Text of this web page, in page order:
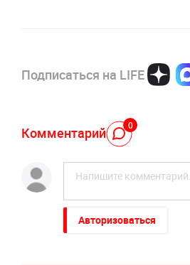
Подписаться на LIFE
Комментарий 0
Авторизоваться